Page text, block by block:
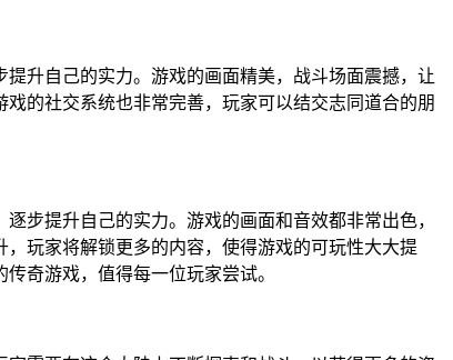
升自己的实力。游戏的画面精美，战斗场面震撼，让
的社交系统也非常完善，玩家可以结交志同道合的朋
步提升自己的实力。游戏的画面和音效都非常出色，
玩家将解锁更多的内容，使得游戏的可玩性大大提
奇游戏，值得每一位玩家尝试。